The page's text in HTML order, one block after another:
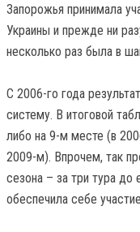
Запорожья принимала
Украины и прежде ни
несколько раз была в
С 2006-го года
систему. В итоговой
либо на 9-м месте (в
2009-м). Впрочем, так
сезона – за три тура до
обеспечила себе